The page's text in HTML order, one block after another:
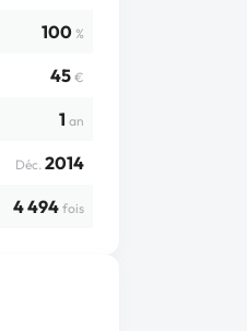
100 %
45 €
1 an
Déc. 2014
4 494 fois